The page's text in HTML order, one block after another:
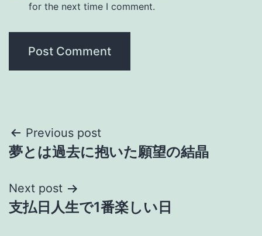
for the next time I comment.
Post
navigation
Previous post
夢とは過去に抱いた願望の結晶
Next post
支払日人生で1番楽しい日